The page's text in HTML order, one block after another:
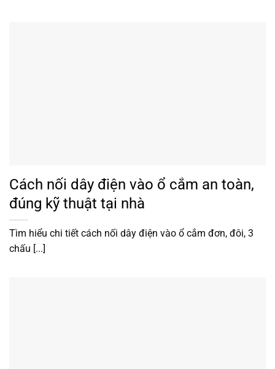
Cách nối dây điện vào ổ cắm an toàn,
đúng kỹ thuật tại nhà
Tìm hiểu chi tiết cách nối dây điện vào ổ cắm đơn, đôi, 3
chấu [...]